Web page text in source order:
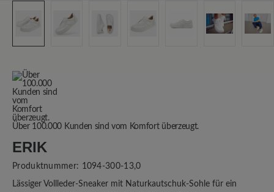
Über 100.000 Kunden sind vom Komfort überzeugt.
ERIK
Produktnummer: 1094-300-13,0
Lässiger Vollleder-Sneaker mit Naturkautschuk-Sohle für ein